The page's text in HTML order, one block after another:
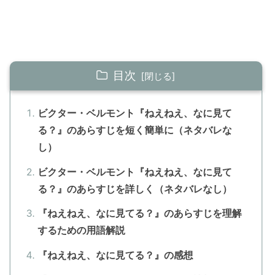
目次
ビクター・ベルモント『ねえねえ、なに見て
る？』のあらすじを短く簡単に（ネタバレな
し）
ビクター・ベルモント『ねえねえ、なに見て
る？』のあらすじを詳しく（ネタバレなし）
『ねえねえ、なに見てる？』のあらすじを理解
するための用語解説
『ねえねえ、なに見てる？』の感想